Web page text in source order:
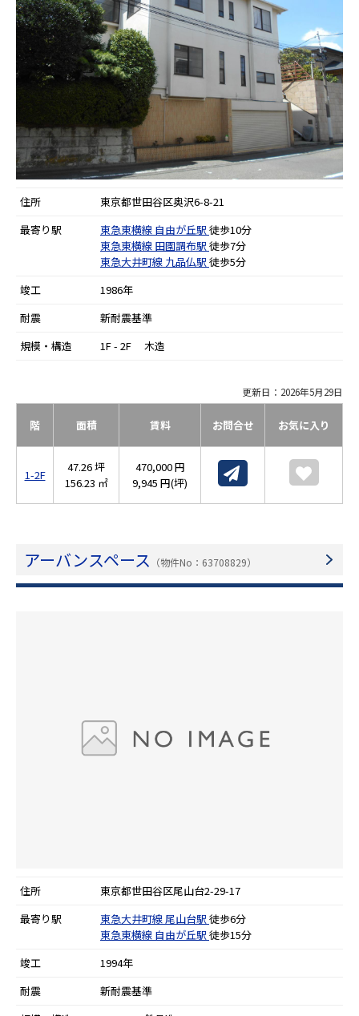
住所
東京都世田谷区奥沢6-8-21
最寄り駅
東急東横線 自由が丘駅 徒歩10分
東急東横線 田園調布駅 徒歩7分
東急大井町線 九品仏駅 徒歩5分
竣工
1986年
耐震
新耐震基準
規模・構造
1F - 2F 木造
更新日：2026年5月29日
階 面積 賃料 お問合せ お気に入り
1-2F
47.26 坪
156.23 ㎡
470,000 円
9,945 円(坪)
アーバンスペース （物件No：63708829）
住所
東京都世田谷区尾山台2-29-17
最寄り駅
東急大井町線 尾山台駅 徒歩6分
東急東横線 自由が丘駅 徒歩15分
竣工
1994年
耐震
新耐震基準